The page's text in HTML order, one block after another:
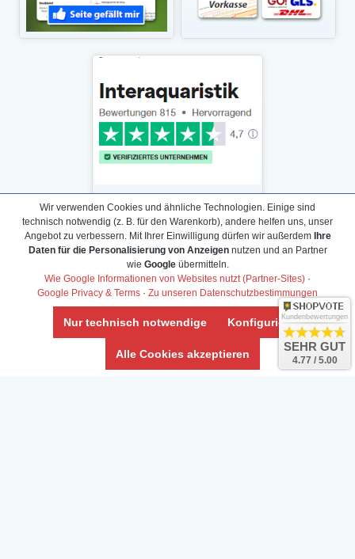
Daten­schutz­erklärung
Widerrufs­recht /Widerrufs­formular
AGB & Info
Impressum
Umwelt und Entsorgung
Vertrag widerrufen
Wir verwenden Cookies und ähnliche Technologien. Einige sind
technisch notwendig (z. B. für den Warenkorb), andere helfen uns, unser
Angebot zu verbessern. Mit Ihrer Einwilligung dürfen wir außerdem Ihre
Daten für die Personalisierung von Anzeigennutzen und an Partner
wie Googleübermitteln.
Wie Google Informationen von Websites nutzt (Partner-Sites) ·
Google Privacy & Terms · Zu unseren Datenschutzbestimmungen
Nur technisch notwendige Konfigurieren
Alle Cookies akzeptieren
Kundenbewertungen
SEHR GUT
4.77 / 5.00